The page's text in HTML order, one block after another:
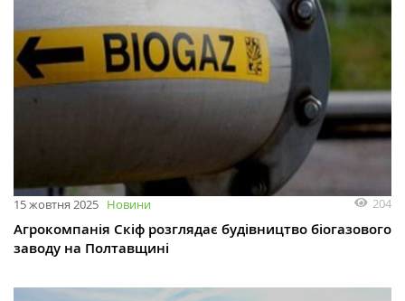
15 жовтня 2025 Новини 204
Агрокомпанія Скіф розглядає будівництво біогазового
заводу на Полтавщині